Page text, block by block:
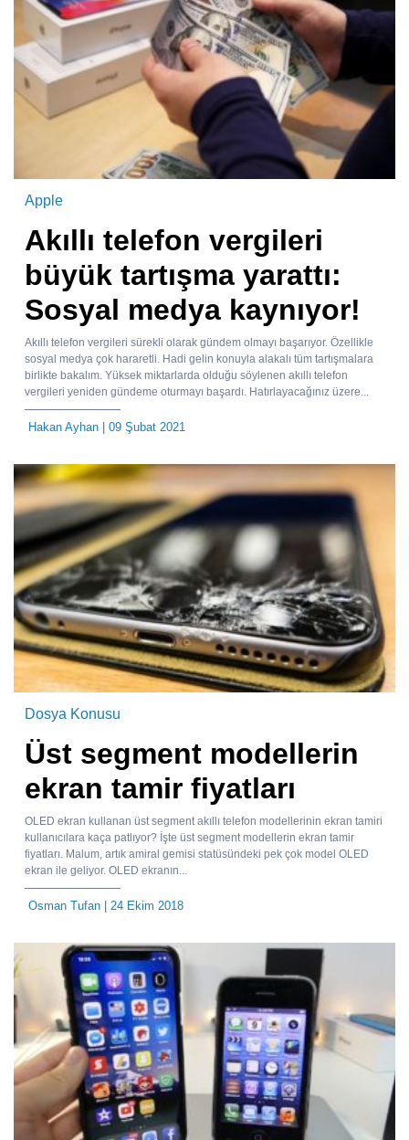
Apple
Akıllı telefon vergileri
büyük tartışma yarattı:
Sosyal medya kaynıyor!
Akıllı telefon vergileri sürekli olarak gündem olmayı başarıyor. Özellikle
sosyal medya çok hararetli. Hadi gelin konuyla alakalı tüm tartışmalara
birlikte bakalım. Yüksek miktarlarda olduğu söylenen akıllı telefon
vergileri yeniden gündeme oturmayı başardı. Hatırlayacağınız üzere...
Hakan Ayhan | 09 Şubat 2021
Dosya Konusu
Üst segment modellerin
ekran tamir fiyatları
OLED ekran kullanan üst segment akıllı telefon modellerinin ekran tamiri
kullanıcılara kaça patlıyor? İşte üst segment modellerin ekran tamir
fiyatları. Malum, artık amiral gemisi statüsündeki pek çok model OLED
ekran ile geliyor. OLED ekranın...
Osman Tufan | 24 Ekim 2018